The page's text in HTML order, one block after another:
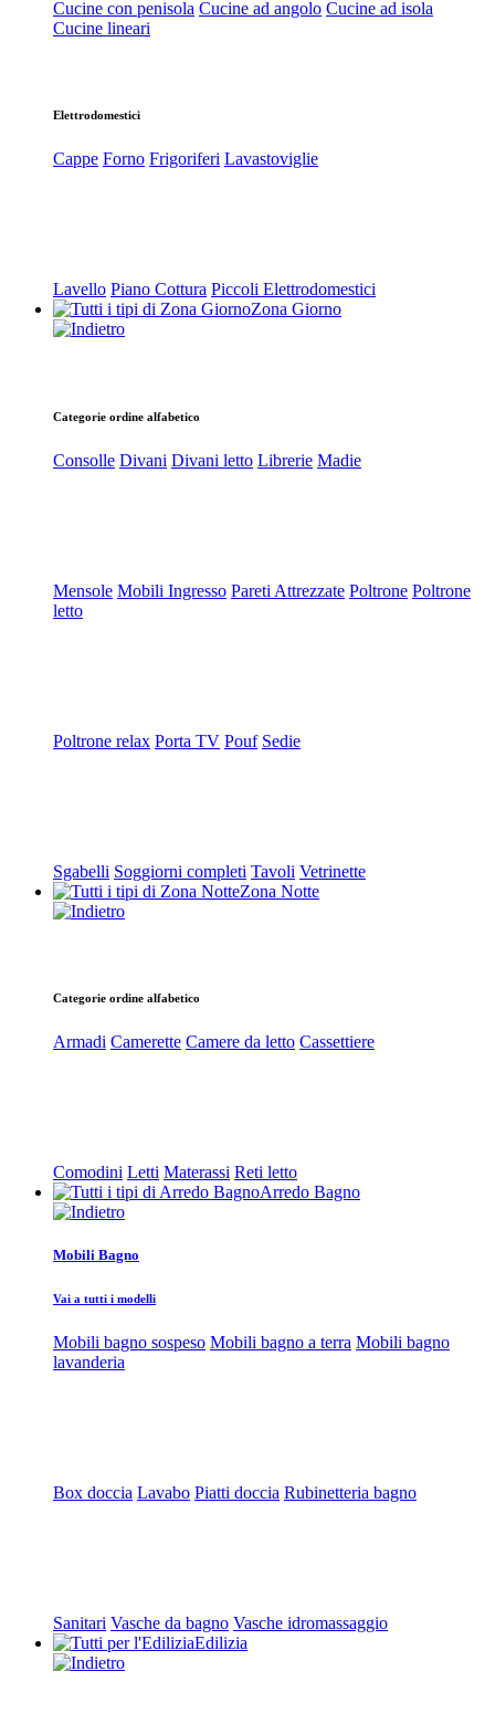
Cucine con penisola Cucine ad angolo Cucine ad isola
Cucine lineari
Elettrodomestici
Cappe Forno Frigoriferi Lavastoviglie
Lavello Piano Cottura Piccoli Elettrodomestici
Zona Giorno
Categorie ordine alfabetico
Consolle Divani Divani letto Librerie Madie
Mensole Mobili Ingresso Pareti Attrezzate Poltrone Poltrone
letto
Poltrone relax Porta TV Pouf Sedie
Sgabelli Soggiorni completi Tavoli Vetrinette
Zona Notte
Categorie ordine alfabetico
Armadi Camerette Camere da letto Cassettiere
Comodini Letti Materassi Reti letto
Arredo Bagno
Mobili Bagno
Vai a tutti i modelli
Mobili bagno sospeso Mobili bagno a terra Mobili bagno
lavanderia
Box doccia Lavabo Piatti doccia Rubinetteria bagno
Sanitari Vasche da bagno Vasche idromassaggio
Edilizia